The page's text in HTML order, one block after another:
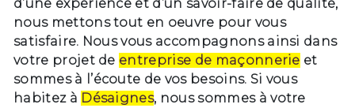
d’une expérience et d’un savoir-faire de qualité,
nous mettons tout en oeuvre pour vous
satisfaire. Nous vous accompagnons ainsi dans
votre projet de entreprise de maçonnerie et
sommes à l’écoute de vos besoins. Si vous
habitez à Désaignes, nous sommes à votre